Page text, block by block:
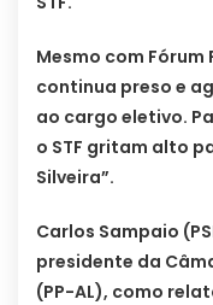
Mesmo com
continua preso e
ao cargo eletivo.
o STF gritam alto
Silveira”.
Carlos Sampaio
presidente da
(PP-AL), como